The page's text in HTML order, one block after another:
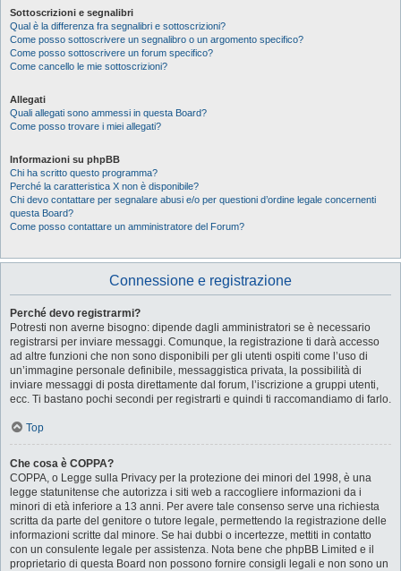
Sottoscrizioni e segnalibri
Qual è la differenza fra segnalibri e sottoscrizioni?
Come posso sottoscrivere un segnalibro o un argomento specifico?
Come posso sottoscrivere un forum specifico?
Come cancello le mie sottoscrizioni?
Allegati
Quali allegati sono ammessi in questa Board?
Come posso trovare i miei allegati?
Informazioni su phpBB
Chi ha scritto questo programma?
Perché la caratteristica X non è disponibile?
Chi devo contattare per segnalare abusi e/o per questioni d’ordine legale concernenti
questa Board?
Come posso contattare un amministratore del Forum?
Connessione e registrazione
Perché devo registrarmi?
Potresti non averne bisogno: dipende dagli amministratori se è necessario
registrarsi per inviare messaggi. Comunque, la registrazione ti darà accesso
ad altre funzioni che non sono disponibili per gli utenti ospiti come l’uso di
un’immagine personale definibile, messaggistica privata, la possibilità di
inviare messaggi di posta direttamente dal forum, l’iscrizione a gruppi utenti,
ecc. Ti bastano pochi secondi per registrarti e quindi ti raccomandiamo di farlo.
Top
Che cosa è COPPA?
COPPA, o Legge sulla Privacy per la protezione dei minori del 1998, è una
legge statunitense che autorizza i siti web a raccogliere informazioni da i
minori di età inferiore a 13 anni. Per avere tale consenso serve una richiesta
scritta da parte del genitore o tutore legale, permettendo la registrazione delle
informazioni scritte dal minore. Se hai dubbi o incertezze, mettiti in contatto
con un consulente legale per assistenza. Nota bene che phpBB Limited e il
proprietario di questa Board non possono fornire consigli legali e non sono un